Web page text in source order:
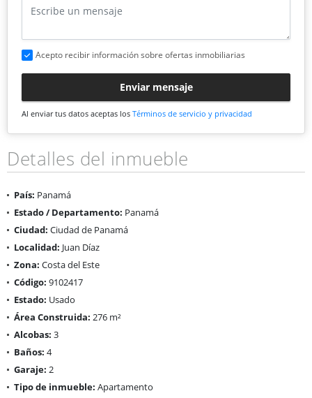
Acepto recibir información sobre ofertas inmobiliarias
Enviar mensaje
Al enviar tus datos aceptas los Términos de servicio y privacidad
Detalles del inmueble
País: Panamá
Estado / Departamento: Panamá
Ciudad: Ciudad de Panamá
Localidad: Juan Díaz
Zona: Costa del Este
Código: 9102417
Estado: Usado
Área Construida: 276 m²
Alcobas: 3
Baños: 4
Garaje: 2
Tipo de inmueble: Apartamento